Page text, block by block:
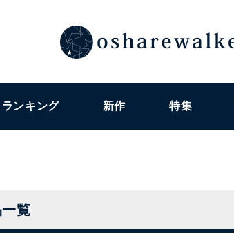
ランキング 新作 特集
覧